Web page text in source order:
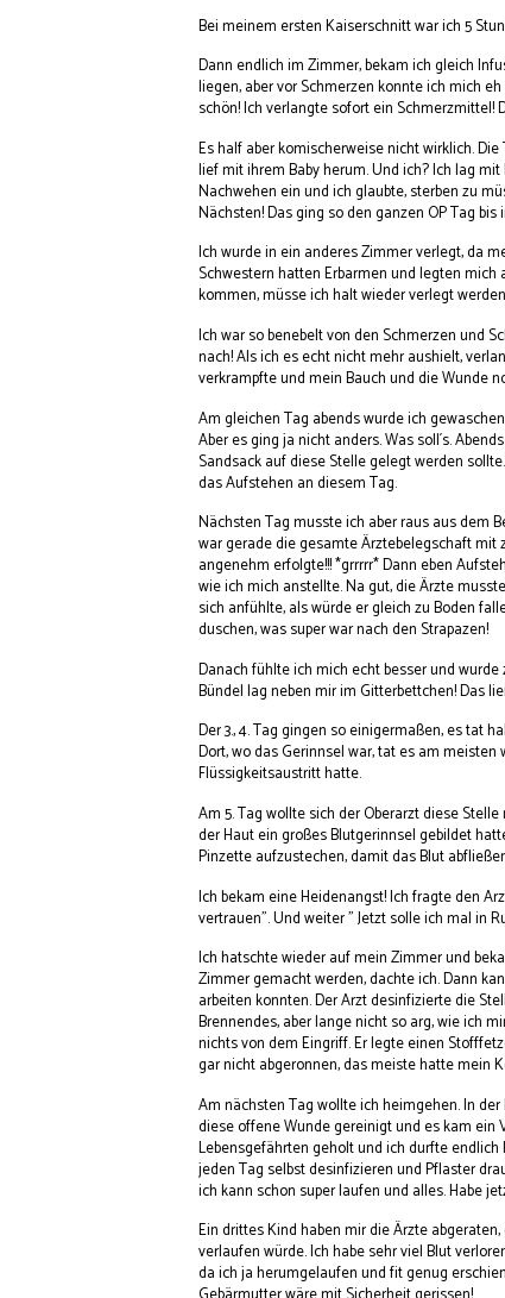
Bei meinem ersten Kaiserschnitt war ich 5
Dann endlich im Zimmer, bekam ich gleich
liegen, aber vor Schmerzen konnte ich mich
schön! Ich verlangte sofort ein
Es half aber komischerweise nicht wirklich.
lief mit ihrem Baby herum. Und ich? Ich lag
Nachwehen ein und ich glaubte, sterben zu
Nächsten! Das ging so den ganzen OP Tag
Ich wurde in ein anderes Zimmer verlegt, da
Schwestern hatten Erbarmen und legten
kommen, müsse ich halt wieder verlegt
Ich war so benebelt von den Schmerzen und
nach! Als ich es echt nicht mehr aushielt,
verkrampfte und mein Bauch und die Wunde
Am gleichen Tag abends wurde ich
Aber es ging ja nicht anders. Was soll´s.
Sandsack auf diese Stelle gelegt werden
das Aufstehen an diesem Tag.
Nächsten Tag musste ich aber raus aus dem
war gerade die gesamte Ärztebelegschaft mit
angenehm erfolgte!!! *grrrrr* Dann eben
wie ich mich anstellte. Na gut, die Ärzte
sich anfühlte, als würde er gleich zu Boden
duschen, was super war nach den Strapazen!
Danach fühlte ich mich echt besser und
Bündel lag neben mir im Gitterbettchen! Das
Der 3., 4. Tag gingen so einigermaßen, es tat
Dort, wo das Gerinnsel war, tat es am
Flüssigkeitsaustritt hatte.
Am 5. Tag wollte sich der Oberarzt diese
der Haut ein großes Blutgerinnsel gebildet
Pinzette aufzustechen, damit das Blut
Ich bekam eine Heidenangst! Ich fragte den
vertrauen". Und weiter " Jetzt solle ich mal in
Ich hatschte wieder auf mein Zimmer und
Zimmer gemacht werden, dachte ich. Dann
arbeiten konnten. Der Arzt desinfizierte die
Brennendes, aber lange nicht so arg, wie ich
nichts von dem Eingriff. Er legte einen
gar nicht abgeronnen, das meiste hatte mein
Am nächsten Tag wollte ich heimgehen. In
diese offene Wunde gereinigt und es kam ein
Lebensgefährten geholt und ich durfte
jeden Tag selbst desinfizieren und Pflaster
ich kann schon super laufen und alles. Habe
Ein drittes Kind haben mir die Ärzte
verlaufen würde. Ich habe sehr viel Blut
da ich ja herumgelaufen und fit genug